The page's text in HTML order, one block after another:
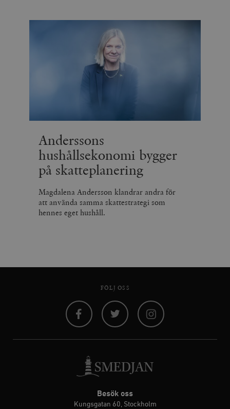
Anderssons
hushållsekonomi bygger
på skatteplanering
Magdalena Andersson klandrar andra för
att använda samma skattestrategi som
hennes eget hushåll.
FÖLJ OSS
Besök oss
Kungsgatan 60, Stockholm